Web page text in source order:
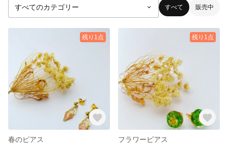
すべて 販売中
残り1点
春のピアス
残り1点
フラワーピアス